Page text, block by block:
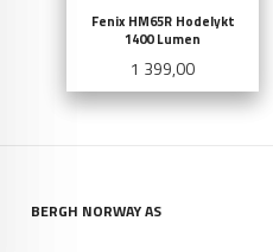
Fenix HM65R Hodelykt
1400 Lumen
Pris
1 399,00
BERGH NORWAY AS